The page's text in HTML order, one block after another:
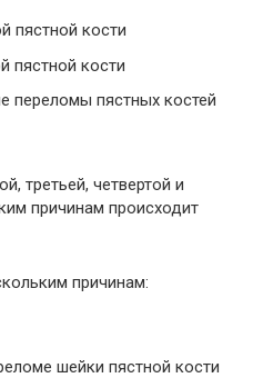
пястной кости
пястной кости
переломы пястных костей
третьей, четвертой и
причинам происходит
причинам:
шейки пястной кости